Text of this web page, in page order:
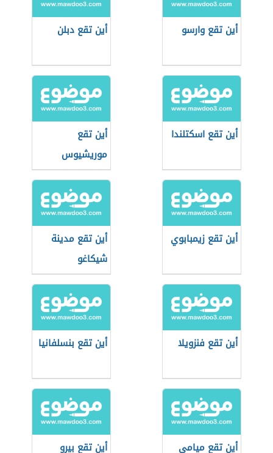
أين تقع وارسو أين تقع دبلن
أين تقع اسكتلندا
أين تقع
موريشيوس
أين تقع زيمبابوي
أين تقع مدينة
شيكاغو
أين تقع فنزويلا أين تقع بنسلفانيا
أين تقع ميامي أين تقع بيرو